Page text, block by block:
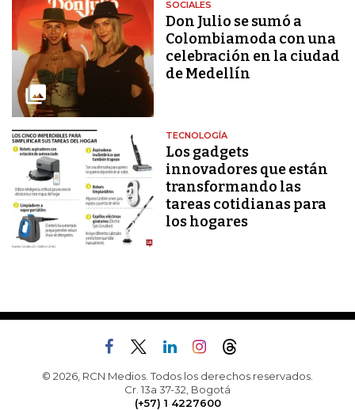
SOCIALES
Don Julio se sumó a
Colombiamoda con una
celebración en la ciudad
de Medellín
TECNOLOGÍA
Los gadgets
innovadores que están
transformando las
tareas cotidianas para
los hogares
© 2026, RCN Medios. Todos los derechos reservados.
Cr. 13a 37-32, Bogotá
(+57) 1 4227600